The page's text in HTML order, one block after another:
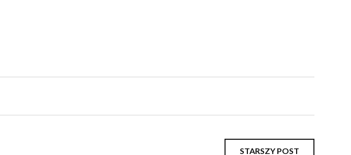
STARSZY POST